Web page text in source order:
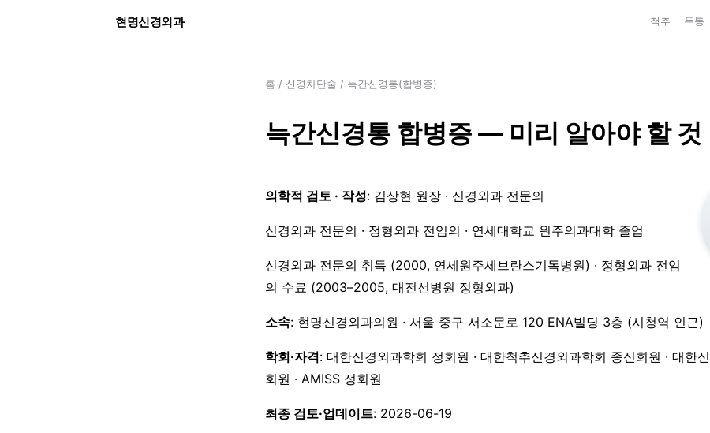
현명신경외과 척추 두통
홈 / 신경차단술 / 늑간신경통(합병증)
늑간신경통 합병증 — 미리 알아야 할 것
의학적 검토 · 작성: 김상현 원장 · 신경외과 전문의
신경외과 전문의 · 정형외과 전임의 · 연세대학교 원주의과대학 졸업
신경외과 전문의 취득 (2000, 연세원주세브란스기독병원) · 정형외과 전임
의 수료 (2003–2005, 대전선병원 정형외과)
소속: 현명신경외과의원 · 서울 중구 서소문로 120 ENA빌딩 3층 (시청역 인근)
학회·자격: 대한신경외과학회 정회원 · 대한척추신경외과학회 종신회원 · 대한
회원 · AMISS 정회원
최종 검토·업데이트: 2026-06-19